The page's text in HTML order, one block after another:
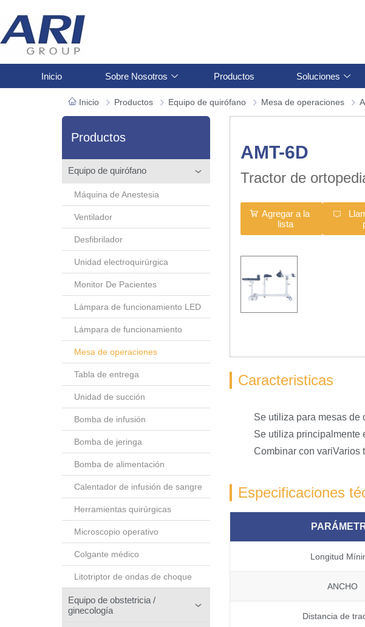
Inicio Sobre Nosotros Productos Soluciones
Inicio Productos Equipo de quirófano Mesa de operaciones
Productos
Equipo de quirófano
Máquina de Anestesia
Ventilador
Desfibrilador
Unidad electroquirúrgica
Monitor De Pacientes
Lámpara de funcionamiento LED
Lámpara de funcionamiento
Mesa de operaciones
Tabla de entrega
Unidad de succión
Bomba de infusión
Bomba de jeringa
Bomba de alimentación
Calentador de infusión de sangre
Herramientas quirúrgicas
Microscopio operativo
Colgante médico
Litotriptor de ondas de choque
Equipo de obstetricia /
ginecología
AMT-6D
Tractor de
Agregar a la
lista
Caracteristicas
Se utiliza para mesas de
Se utiliza principalmente
Combinar con variVarios
Especificaciones
Longitud
ANCHO
Distancia de